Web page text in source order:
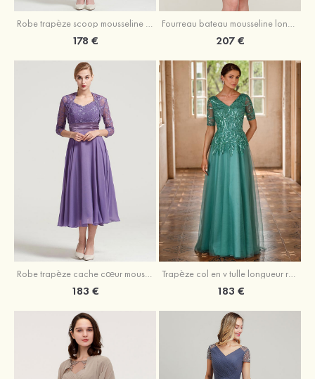
Robe trapèze scoop mousseline longueur mollet robe de mère de la mariée avec appliqué volants veste
178 €
Fourreau bateau mousseline longueur genou robe de mère de la mariée avec appliqué perle plissé veste
207 €
Robe trapèze cache cœur mousseline longueur mollet robe de mère de la mariée avec plissé veste
183 €
Trapèze col en v tulle longueur ras du sol robe de mère de la mariée avec perles paillettes
183 €